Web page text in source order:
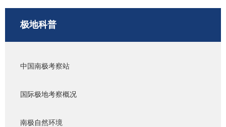
极地科普
中国南极考察站
国际极地考察概况
南极自然环境